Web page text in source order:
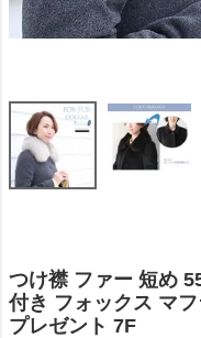
つけ襟 ファー 短め
付き フォックス マ
プレゼント 7F